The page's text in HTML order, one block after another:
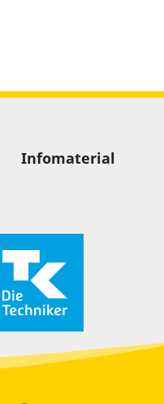
Infomaterial